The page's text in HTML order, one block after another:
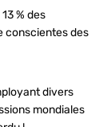
% des
conscientes des
divers
mondiales